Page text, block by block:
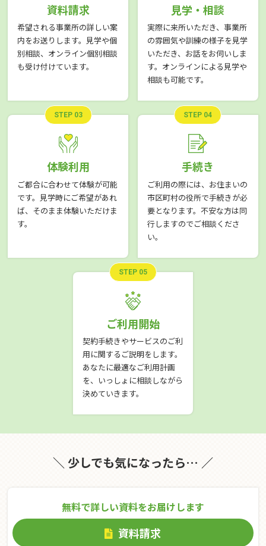
資料請求
希望される事業所の詳しい案
内をお送りします。見学や個
別相談、オンライン個別相談
も受け付けています。
見学・相談
実際に来所いただき、事業所
の雰囲気や訓練の様子を見学
いただき、お話をお伺いしま
す。オンラインによる見学や
相談も可能です。
STEP 03
体験利用
ご都合に合わせて体験が可能
です。見学時にご希望があれ
ば、そのまま体験いただけま
す。
STEP 04
手続き
ご利用の際には、お住まいの
市区町村の役所で手続きが必
要となります。不安な方は同
行しますのでご相談くださ
い。
STEP 05
ご利用開始
契約手続きやサービスのご利
用に関するご説明をします。
あなたに最適なご利用計画
を、いっしょに相談しながら
決めていきます。
＼ 少しでも気になったら… ／
無料で詳しい資料をお届けします
資料請求